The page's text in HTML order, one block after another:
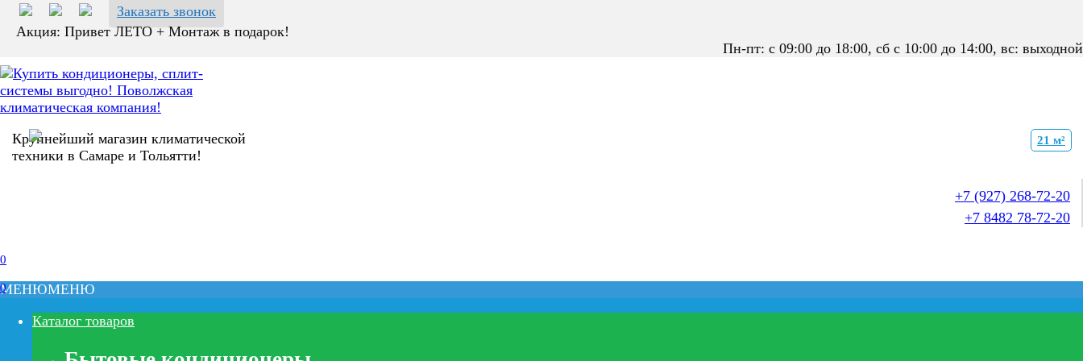
Перейти
содержанию
Заказать звонок
Акция: Привет ЛЕТО + Монтаж в подарок!
Пн-пт: с 09:00 до 18:00, сб с 10:00 до 14:00, вс: выходной
Крупнейший магазин климатической
техники в Самаре и Тольятти!
+7 (927) 268-72-20
+7 8482 78-72-20
0
0
МЕНЮМЕНЮ
Каталог товаров
21 м²